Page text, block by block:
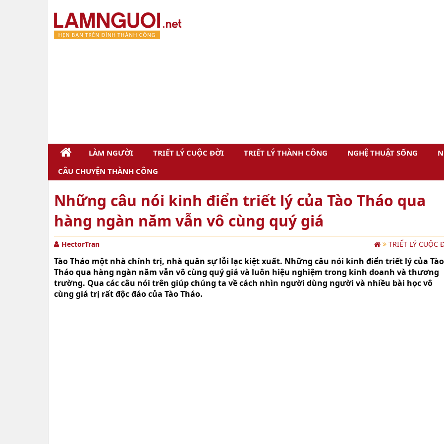
LÀM NGƯỜI TRIẾT LÝ CUỘC ĐỜI TRIẾT LÝ THÀNH CÔNG NGHỆ THUẬT SỐNG
CÂU CHUYỆN THÀNH CÔNG
Những câu nói kinh điển triết lý của Tào Tháo qua
hàng ngàn năm vẫn vô cùng quý giá
HectorTran TRIẾT LÝ CUỘC
Tào Tháo một nhà chính trị, nhà quân sự lỗi lạc kiệt xuất. Những câu nói kinh điển triết lý của Tào
Tháo qua hàng ngàn năm vẫn vô cùng quý giá và luôn hiệu nghiệm trong kinh doanh và thương
trường. Qua các câu nói trên giúp chúng ta về cách nhìn người dùng người và nhiều bài học vô
cùng giá trị rất độc đáo của Tào Tháo.